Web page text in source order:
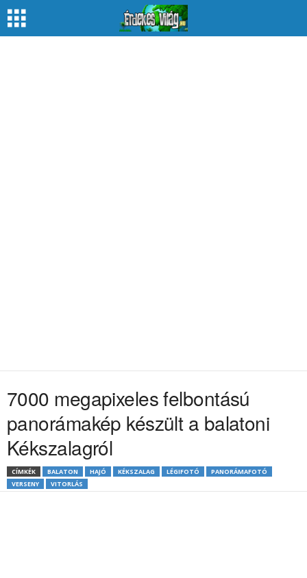
7000 megapixeles felbontású
panorámakép készült a balatoni
Kékszalagról
CÍMKÉK BALATON HAJÓ KÉKSZALAG LÉGIFOTÓ
PANORÁMAFOTÓ
VERSENY
VITORLÁS